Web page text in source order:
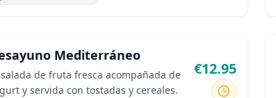
Mediterráneo
de fruta fresca acompañada de
y servida con tostadas y cereales.
€12.95